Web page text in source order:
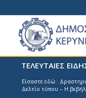
ΤΕΛΕΥΤΑΙΕΣ
Είσαστε εδώ:
Δελτίο τύπου – Η